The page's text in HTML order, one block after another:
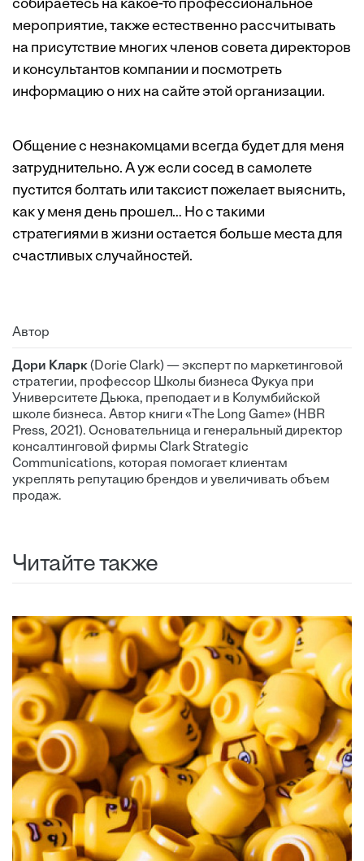
собираетесь на какое-то профессиональное
мероприятие, также естественно рассчитывать
на присутствие многих членов совета директоров
и консультантов компании и посмотреть
информацию о них на сайте этой организации.
Общение с незнакомцами всегда будет для меня
затруднительно. А уж если сосед в самолете
пустится болтать или таксист пожелает выяснить,
как у меня день прошел… Но с такими
стратегиями в жизни остается больше места для
счастливых случайностей.
Автор
Дори Кларк(Dorie Clark) — эксперт по маркетинговой
стратегии, профессор Школы бизнеса Фукуа при
Университете Дьюка, преподает и в Колумбийской
школе бизнеса. Автор книги «The Long Game» (HBR
Press, 2021). Основательница и генеральный директор
консалтинговой фирмы Clark Strategic
Communications, которая помогает клиентам
укреплять репутацию брендов и увеличивать объем
продаж.
Читайте также